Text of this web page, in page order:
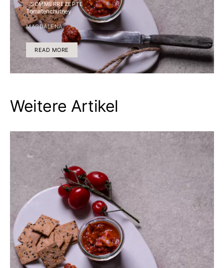
- SOMMERREZEPTE
Tomatenchutney
MAGDALENA
READ MORE
Weitere Artikel